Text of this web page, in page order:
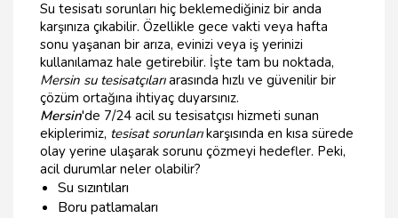
Su tesisatı sorunları hiç beklemediğiniz bir anda
karşınıza çıkabilir. Özellikle gece vakti veya hafta
sonu yaşanan bir arıza, evinizi veya iş yerinizi
kullanılamaz hale getirebilir. İşte tam bu noktada,
Mersin su tesisatçılarıarasında hızlı ve güvenilir bir
çözüm ortağına ihtiyaç duyarsınız.
Mersin'de 7/24 acil su tesisatçısı hizmeti sunan
ekiplerimiz, tesisat sorunlarıkarşısında en kısa sürede
olay yerine ulaşarak sorunu çözmeyi hedefler. Peki,
acil durumlar neler olabilir?
Su sızıntıları
Boru patlamaları